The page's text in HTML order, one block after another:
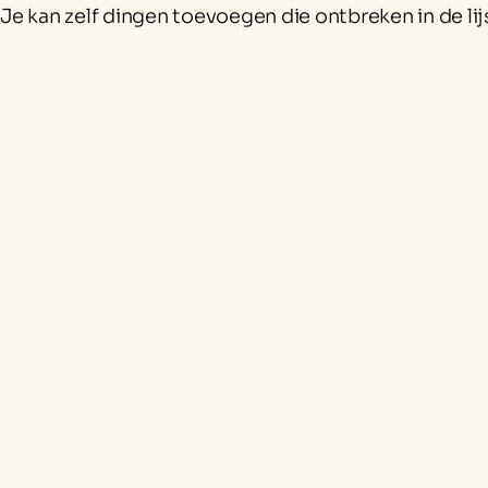
Je kan zelf dingen toevoegen die ontbreken in de